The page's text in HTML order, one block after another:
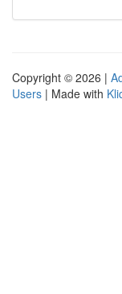
Copyright © 2026 |
Users | Made with